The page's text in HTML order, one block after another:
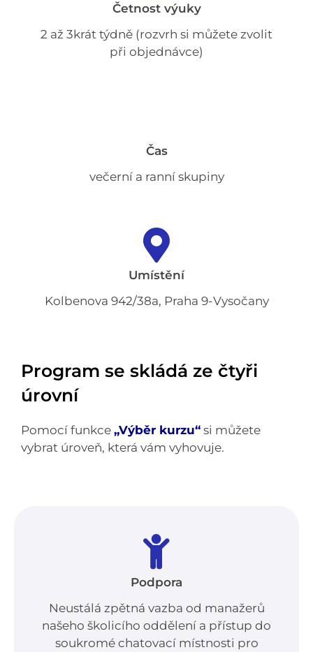
Četnost výuky
2 až 3krát týdně (rozvrh si můžete zvolit
při objednávce)
Čas
večerní a ranní skupiny
Umístění
Kolbenova 942/38a, Praha 9-Vysočany
Program se skládá ze čtyři
úrovní
Pomocí funkce „Výběr kurzu“ si můžete
vybrat úroveň, která vám vyhovuje.
Podpora
Neustálá zpětná vazba od manažerů
našeho školicího oddělení a přístup do
soukromé chatovací místnosti pro